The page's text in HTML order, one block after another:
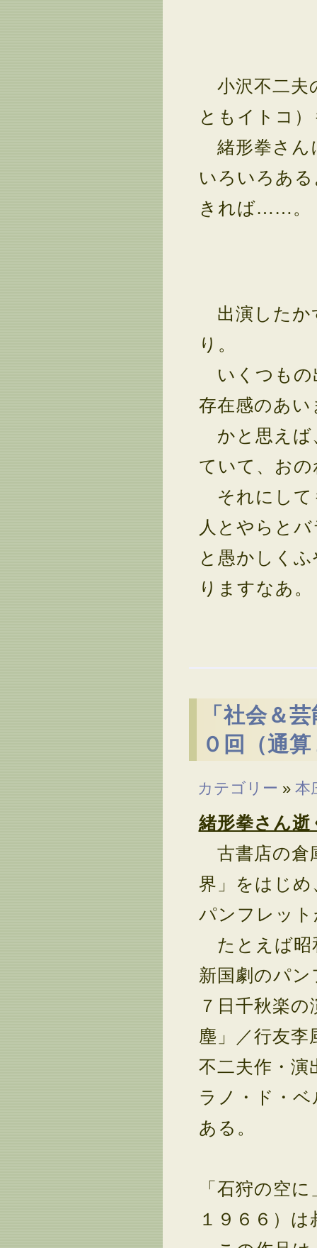
小沢不二夫
ともイトコ
緒形拳さん
いろいろあ
きれば……。
出演したか
り。
いくつもの
存在感のあ
かと思えば
ていて、お
それにして
人とやらと
と愚かしく
りますなあ。
「社会＆
０回（通
カテゴリー » 本
緒形拳さん逝
古書店の倉
界」をはじ
パンフレッ
たとえば昭
新国劇のパ
７日千秋楽
塵」／行友
不二夫作・演
ラノ・ド・
ある。
「石狩の空
１９６６）